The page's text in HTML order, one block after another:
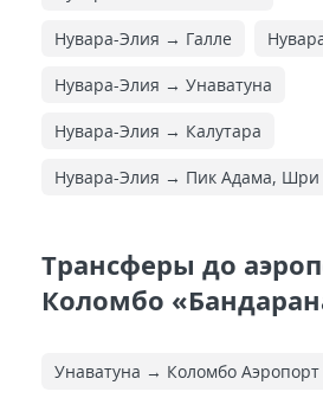
Нувара-Элия → Галле
Нувара-Элия → Унаватуна
Нувара-Элия → Калутара
Нувара-Элия → Пик Адама, Шри
Трансферы до
Коломбо
Унаватуна → Коломбо